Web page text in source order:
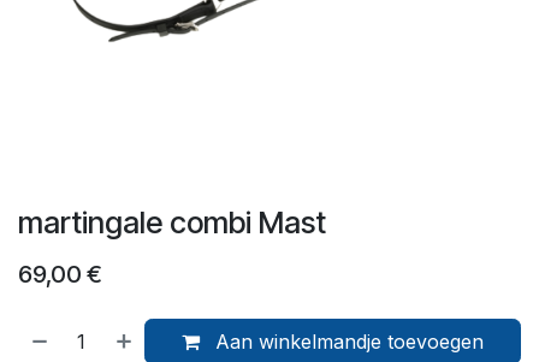
martingale combi Mast
69,00 €
Aan winkelmandje toevoegen